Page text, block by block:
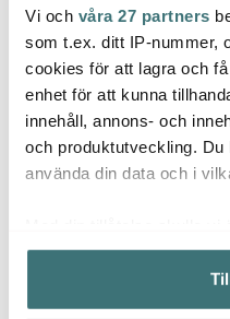
Vi och våra 27 partners
som t.ex. ditt IP-nummer,
cookies för att lagra och
enhet för att kunna
innehåll, annons- och
och produktutveckling.
använda din data och i
Samla in information
kan ha en
Identifiera din enhet
Georg Jensen
Bernadotte Vitvinsglas
43 cl 6-pack
889 kr
I lager
Låt dig